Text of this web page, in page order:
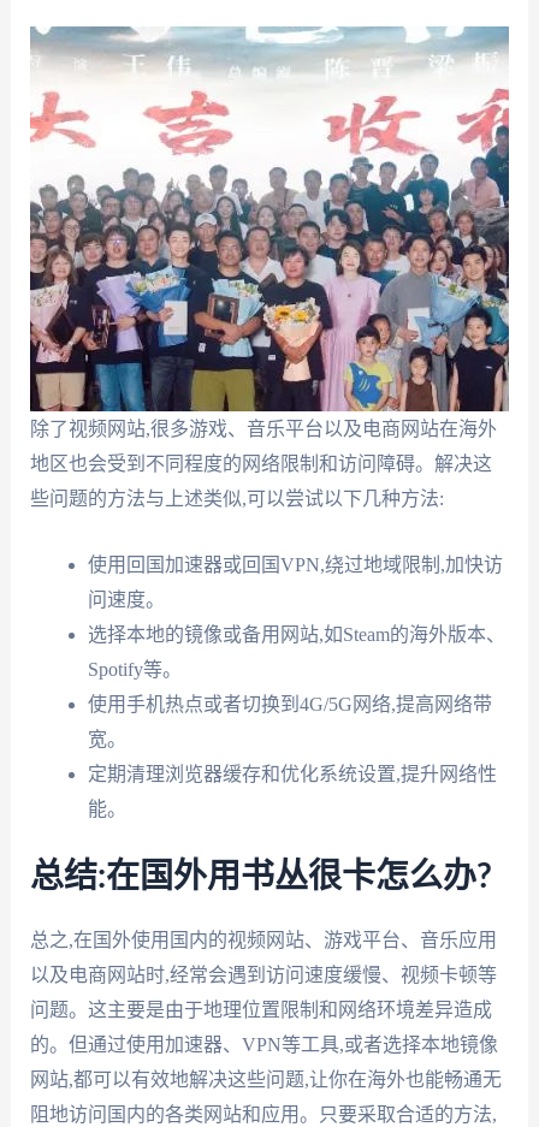
除了视频网站,很多游戏、音乐平台以及电商网站在海外
地区也会受到不同程度的网络限制和访问障碍。解决这
些问题的方法与上述类似,可以尝试以下几种方法:
使用回国加速器或回国VPN,绕过地域限制,加快访
问速度。
选择本地的镜像或备用网站,如Steam的海外版本、
Spotify等。
使用手机热点或者切换到4G/5G网络,提高网络带
宽。
定期清理浏览器缓存和优化系统设置,提升网络性
能。
总结:在国外用书丛很卡怎么办?
总之,在国外使用国内的视频网站、游戏平台、音乐应用
以及电商网站时,经常会遇到访问速度缓慢、视频卡顿等
问题。这主要是由于地理位置限制和网络环境差异造成
的。但通过使用加速器、VPN等工具,或者选择本地镜像
网站,都可以有效地解决这些问题,让你在海外也能畅通无
阻地访问国内的各类网站和应用。只要采取合适的方法,